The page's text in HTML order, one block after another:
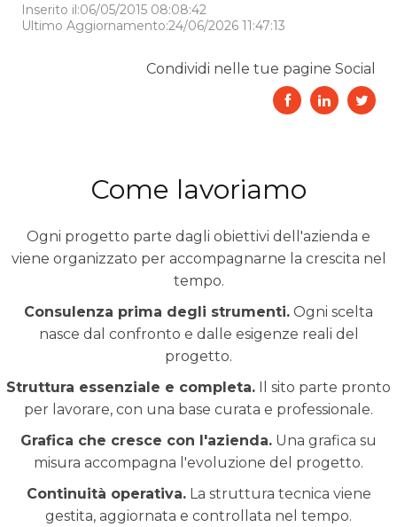
Inserito il:06/05/2015 08:08:42
Ultimo Aggiornamento:24/06/2026 11:47:13
Condividi nelle tue pagine Social
Come lavoriamo
Ogni progetto parte dagli obiettivi dell'azienda e
viene organizzato per accompagnarne la crescita nel
tempo.
Consulenza prima degli strumenti. Ogni scelta
nasce dal confronto e dalle esigenze reali del
progetto.
Struttura essenziale e completa. Il sito parte pronto
per lavorare, con una base curata e professionale.
Grafica che cresce con l'azienda. Una grafica su
misura accompagna l'evoluzione del progetto.
Continuità operativa.La struttura tecnica viene
gestita, aggiornata e controllata nel tempo.